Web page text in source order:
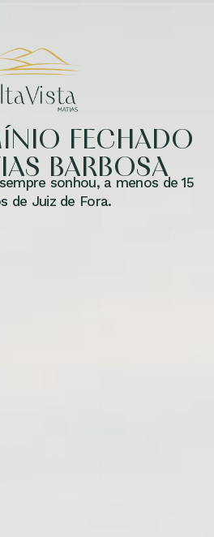
FECHADO
BARBOSA
sonhou, a menos de 15
de Juiz de Fora.